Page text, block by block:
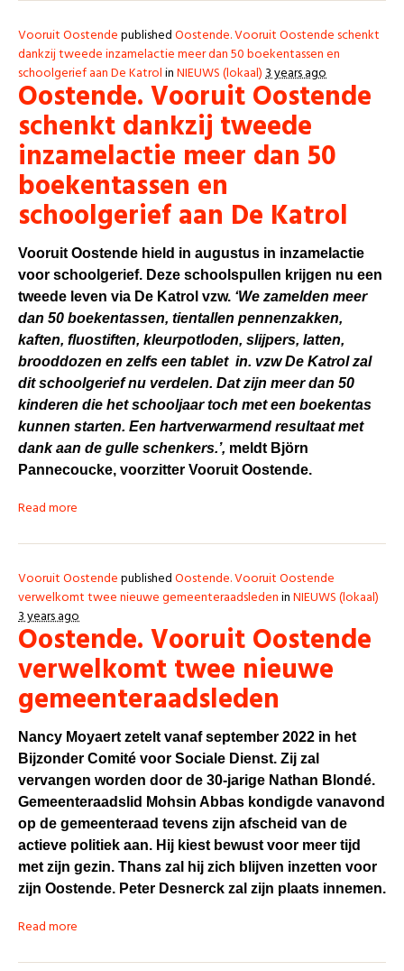
Vooruit OostendepublishedOostende. Vooruit Oostende schenkt
dankzij tweede inzamelactie meer dan 50 boekentassen en
schoolgerief aan De KatrolinNIEUWS (lokaal)3 years ago
Oostende. Vooruit Oostende
schenkt dankzij tweede
inzamelactie meer dan 50
boekentassen en
schoolgerief aan De Katrol
Vooruit Oostende hield in augustus in inzamelactie
voor schoolgerief. Deze schoolspullen krijgen nu een
tweede leven via De Katrol vzw. ‘We zamelden meer
dan 50 boekentassen, tientallen pennenzakken,
kaften, fluostiften, kleurpotloden, slijpers, latten,
brooddozen en zelfs een tablet in. vzw De Katrol zal
dit schoolgerief nu verdelen. Dat zijn meer dan 50
kinderen die het schooljaar toch met een boekentas
kunnen starten. Een hartverwarmend resultaat met
dank aan de gulle schenkers.’, meldt Björn
Pannecoucke, voorzitter Vooruit Oostende.
Read more
Vooruit OostendepublishedOostende. Vooruit Oostende
verwelkomt twee nieuwe gemeenteraadsledeninNIEUWS (lokaal)
3 years ago
Oostende. Vooruit Oostende
verwelkomt twee nieuwe
gemeenteraadsleden
Nancy Moyaert zetelt vanaf september 2022 in het
Bijzonder Comité voor Sociale Dienst. Zij zal
vervangen worden door de 30-jarige Nathan Blondé.
Gemeenteraadslid Mohsin Abbas kondigde vanavond
op de gemeenteraad tevens zijn afscheid van de
actieve politiek aan. Hij kiest bewust voor meer tijd
met zijn gezin. Thans zal hij zich blijven inzetten voor
zijn Oostende. Peter Desnerck zal zijn plaats innemen.
Read more